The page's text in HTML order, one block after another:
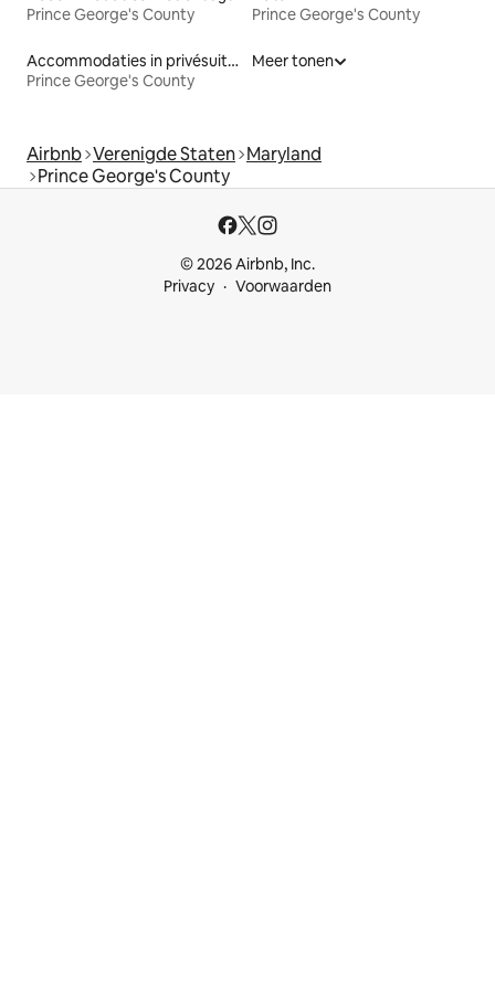
Prince George's County
Prince George's County
Accommodaties in privésuites
Prince George's County
Meer tonen
Airbnb Verenigde Staten Maryland
Prince George's County
© 2026 Airbnb, Inc.
Privacy
Voorwaarden